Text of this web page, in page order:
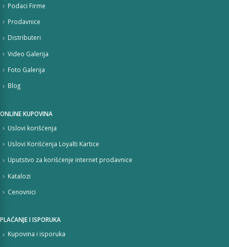
Podaci Firme
Prodavnice
Distributeri
Video Galerija
Foto Galerija
Blog
ONLINE KUPOVINA
Uslovi korišćenja
Uslovi Korišćenja Loyalti Kartice
Uputstvo za korišćenje internet prodavnice
Katalozi
Cenovnici
PLAĆANJE I ISPORUKA
Kupovina i isporuka